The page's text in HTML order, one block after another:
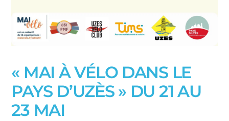
« MAI À VÉLO DANS LE
PAYS D’UZÈS » DU 21 AU
23 MAI